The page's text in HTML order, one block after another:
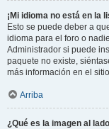
¡Mi idioma no está en la
Esto se puede deber a
idioma para el foro o
Administrador si puede
paquete no existe,
más información en el
Arriba
¿Qué es la imagen al